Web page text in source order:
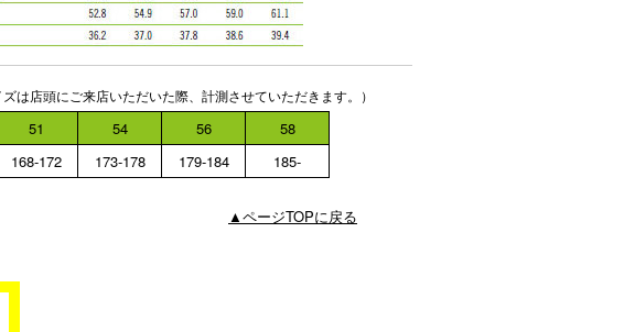
ズは店頭にご来店いただいた際、計測させていただきます。）
51 54 56
58
168-172 173-178 179-184 185-
▲ページTOPに戻る